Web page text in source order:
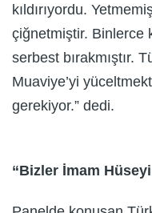
kıldırıyordu.
çiğnetmiştir. Binlerce
serbest bırakmıştır.
Muaviye’yi
gerekiyor.” dedi.
“Bizler İmam